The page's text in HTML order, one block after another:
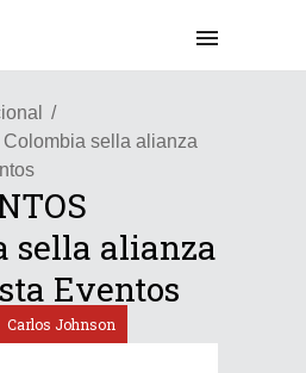
sella alianza
sella alianza
Eventos
Carlos Johnson